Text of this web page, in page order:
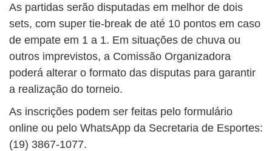
As partidas serão disputadas em melhor de dois
sets, com super tie-break de até 10 pontos em caso
de empate em 1 a 1. Em situações de chuva ou
outros imprevistos, a Comissão Organizadora
poderá alterar o formato das disputas para garantir
a realização do torneio.
As inscrições podem ser feitas pelo formulário
online ou pelo WhatsApp da Secretaria de Esportes:
(19) 3867-1077.